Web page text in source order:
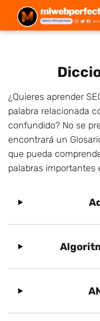
¿Quieres aprender
palabra relacionada
confundido? No se
encontrará un
que pueda
palabras importantes